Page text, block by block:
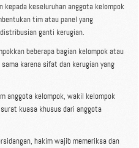
keseluruhan anggota kelompok
tim atau panel yang
ganti kerugian.
beberapa bagian kelompok atau
karena sifat dan kerugian yang
anggota kelompok, wakil kelompok
kuasa khusus dari anggota
hakim wajib memeriksa dan